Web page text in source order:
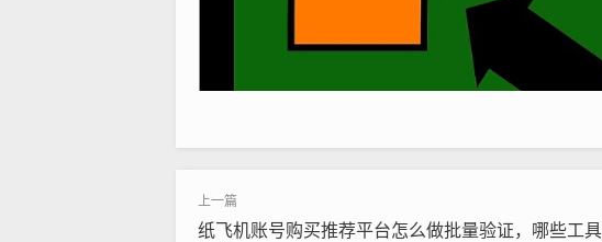
纸飞机账号购买推荐平台怎么做批量验证，哪些工